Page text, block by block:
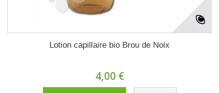
Lotion capillaire bio Brou de Noix
4,00 €